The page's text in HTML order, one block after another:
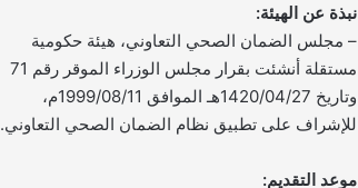
نبذة عن الهيئة:
– مجلس الضمان الصحي التعاوني، هيئة حكومية
مستقلة أنشئت بقرار مجلس الوزراء الموقر رقم 71
وتاريخ 1420/04/27هـ الموافق 1999/08/11م،
للإشراف على تطبيق نظام الضمان الصحي التعاوني.
موعد التقديم: